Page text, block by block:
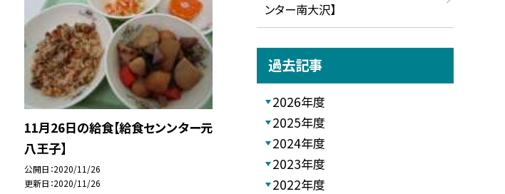
11月26日の給食【給食センンター元
八王子】
公開日 2020/11/26
更新日 2020/11/26
ンター南大沢】
過去記事
2026年度
2025年度
2024年度
2023年度
2022年度